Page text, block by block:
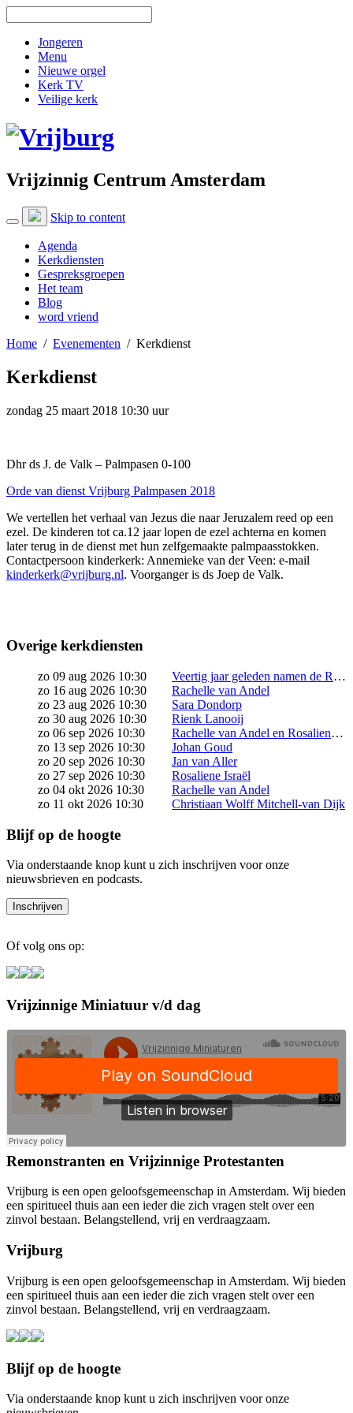
Jongeren
Menu
Nieuwe orgel
Kerk TV
Veilige kerk
Vrijzinnig Centrum Amsterdam
Skip to content
Agenda
Kerkdiensten
Gespreksgroepen
Het team
Blog
word vriend
Home / Evenementen / Kerkdienst
Kerkdienst
zondag 25 maart 2018 10:30 uur
Dhr ds J. de Valk – Palmpasen 0-100
Orde van dienst Vrijburg Palmpasen 2018
We vertellen het verhaal van Jezus die naar Jeruzalem reed op een
ezel. De kinderen tot ca.12 jaar lopen de ezel achterna en komen
later terug in de dienst met hun zelfgemaakte palmpaasstokken.
Contactpersoon kinderkerk: Annemieke van der Veen: e-mail
kinderkerk@vrijburg.nl. Voorganger is ds Joep de Valk.
Overige kerkdiensten
zo 09 aug 2026 10:30
Veertig jaar geleden namen de Remonstranten een historische stap: ze besloten levensverbintenissen te zegenen, ongeacht wie je liefhebt. Sindsdien zijn bij Vrijburg talloze relaties in al hun kleurrijke diversiteit gezegend. Dat verdient een feest! Kom vieren in een vrolijke jubileumkerkdienst, met voorgangers ds. Rosaliene Israël (remonstrants predikant) en ds. Wielie Elhorst (Ihbtiqa+ predikant Protestantse Kerk […]
zo 16 aug 2026 10:30
Rachelle van Andel
zo 23 aug 2026 10:30
Sara Dondorp
zo 30 aug 2026 10:30
Rienk Lanooij
zo 06 sep 2026 10:30
Rachelle van Andel en Rosaliene Israël starten samen het seizoen
zo 13 sep 2026 10:30
Johan Goud
zo 20 sep 2026 10:30
Jan van Aller
zo 27 sep 2026 10:30
Rosaliene Israël
zo 04 okt 2026 10:30
Rachelle van Andel
zo 11 okt 2026 10:30
Christiaan Wolff Mitchell-van Dijk
Blijf op de hoogte
Via onderstaande knop kunt u zich inschrijven voor onze
nieuwsbrieven en podcasts.
Of volg ons op:
Vrijzinnige Miniatuur v/d dag
Remonstranten en Vrijzinnige Protestanten
Vrijburg is een open geloofsgemeenschap in Amsterdam. Wij bieden
een spiritueel thuis aan een ieder die zich vragen stelt over een
zinvol bestaan. Belangstellend, vrij en verdraagzaam.
Vrijburg
Vrijburg is een open geloofsgemeenschap in Amsterdam. Wij bieden
een spiritueel thuis aan een ieder die zich vragen stelt over een
zinvol bestaan. Belangstellend, vrij en verdraagzaam.
Blijf op de hoogte
Via onderstaande knop kunt u zich inschrijven voor onze